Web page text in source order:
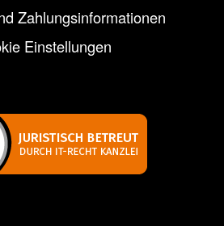
Zahlungsinformationen
Einstellungen